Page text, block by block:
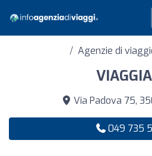
Agenzie di
Via Padova 75,
049 735